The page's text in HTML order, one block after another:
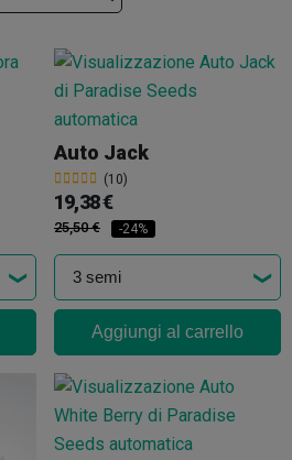
Auto Jack
(10)
19,38 €
25,50 € -24%
Aggiungi al carrello